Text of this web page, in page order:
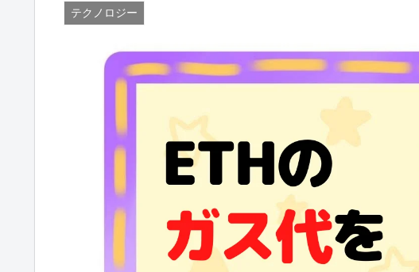
テクノロジー